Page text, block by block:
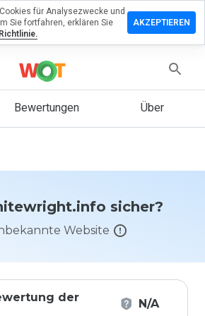
Bewertungen Über
sicher?
Website
der
N/A
für Analysezwecke und
Sie fortfahren, erklären Sie
AKZEPTIEREN